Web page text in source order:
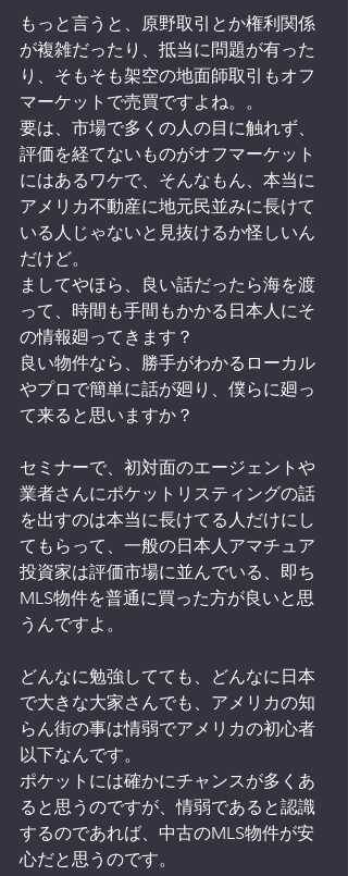
もっと言うと、原野取引とか権利関係
が複雑だったり、抵当に問題が有った
り、そもそも架空の地面師取引もオフ
マーケットで売買ですよね。。
要は、市場で多くの人の目に触れず、
評価を経てないものがオフマーケット
にはあるワケで、そんなもん、本当に
アメリカ不動産に地元民並みに長けて
いる人じゃないと見抜けるか怪しいん
だけど。
ましてやほら、良い話だったら海を渡
って、時間も手間もかかる日本人にそ
の情報廻ってきます？
良い物件なら、勝手がわかるローカル
やプロで簡単に話が廻り、僕らに廻っ
て来ると思いますか？
セミナーで、初対面のエージェントや
業者さんにポケットリスティングの話
を出すのは本当に長けてる人だけにし
てもらって、一般の日本人アマチュア
投資家は評価市場に並んでいる、即ち
MLS物件を普通に買った方が良いと思
うんですよ。
どんなに勉強してても、どんなに日本
で大きな大家さんでも、アメリカの知
らん街の事は情弱でアメリカの初心者
以下なんです。
ポケットには確かにチャンスが多くあ
ると思うのですが、情弱であると認識
するのであれば、中古のMLS物件が安
心だと思うのです。